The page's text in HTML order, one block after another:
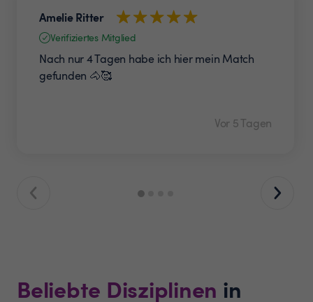
Amelie Ritter
Verifiziertes Mitglied
Nach nur 4 Tagen habe ich hier mein Match
gefunden 🐴🥰
Vor 5 Tagen
Beliebte Disziplinen in